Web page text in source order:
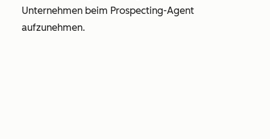
Unternehmen beim Prospecting-Agent
aufzunehmen.